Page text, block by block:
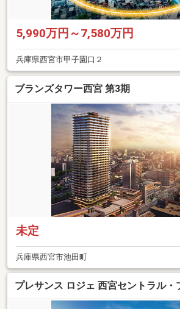
5,990万円～7,580万円
兵庫県西宮市甲子園口２
ブランズタワー西宮 第3期
未定
兵庫県西宮市池田町
プレサンス ロジェ 西宮セントラル・